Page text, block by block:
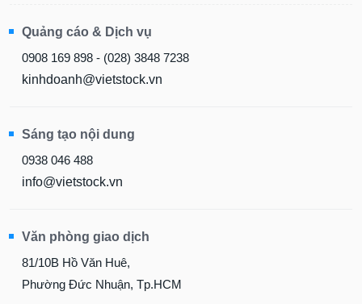
Quảng cáo & Dịch vụ
0908 169 898 - (028) 3848 7238
kinhdoanh@vietstock.vn
Sáng tạo nội dung
0938 046 488
info@vietstock.vn
Văn phòng giao dịch
81/10B Hồ Văn Huê,
Phường Đức Nhuận, Tp.HCM